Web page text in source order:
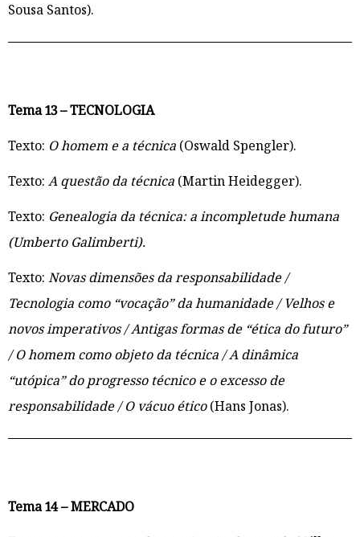
Sousa Santos).
Tema 13 – TECNOLOGIA
Texto: O homem e a técnica (Oswald Spengler).
Texto: A questão da técnica (Martin Heidegger).
Texto: Genealogia da técnica: a incompletude humana
(Umberto Galimberti).
Texto: Novas dimensões da responsabilidade /
Tecnologia como “vocação” da humanidade / Velhos e
novos imperativos / Antigas formas de “ética do futuro”
/ O homem como objeto da técnica / A dinâmica
“utópica” do progresso técnico e o excesso de
responsabilidade / O vácuo ético(Hans Jonas).
Tema 14 – MERCADO